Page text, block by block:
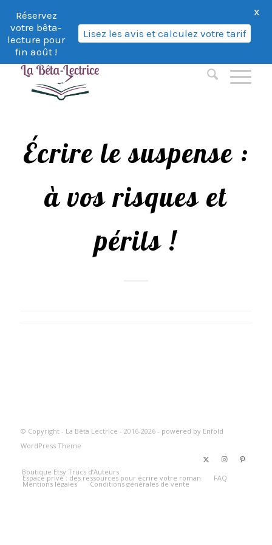
Écrire le suspense :
à vos risques et
périls !
© Copyright - La Bêta Lectrice - 2016-2026 - powered by Enfold
WordPress Theme
Boutique Etsy Trucs d’Auteurs
Espace privé : des ressources pour écrire votre roman FAQ
Mentions légales Conditions générales de vente
Réservez
votre bêta-
lecture pour
fin août !
Lisez les avis et calculez votre tarif
X